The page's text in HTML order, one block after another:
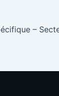
–